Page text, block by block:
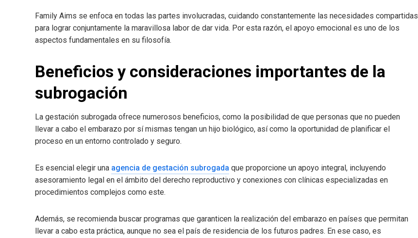
Family Aims se enfoca en todas las partes involucradas, cuidando constantemente las necesidades compartidas
para lograr conjuntamente la maravillosa labor de dar vida. Por esta razón, el apoyo emocional es uno de los
aspectos fundamentales en su filosofía.
Beneficios y consideraciones importantes de la
subrogación
La gestación subrogada ofrece numerosos beneficios, como la posibilidad de que personas que no pueden
llevar a cabo el embarazo por sí mismas tengan un hijo biológico, así como la oportunidad de planificar el
proceso en un entorno controlado y seguro.
Es esencial elegir una agencia de gestación subrogada que proporcione un apoyo integral, incluyendo
asesoramiento legal en el ámbito del derecho reproductivo y conexiones con clínicas especializadas en
procedimientos complejos como este.
Además, se recomienda buscar programas que garanticen la realización del embarazo en países que permitan
llevar a cabo esta práctica, aunque no sea el país de residencia de los futuros padres. En ese caso, es